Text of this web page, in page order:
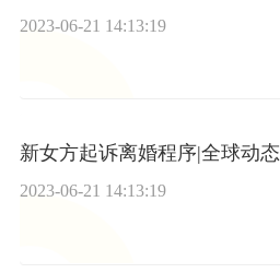
2023-06-21 14:13:19
新女方起诉离婚程序|全球动态
2023-06-21 14:13:19